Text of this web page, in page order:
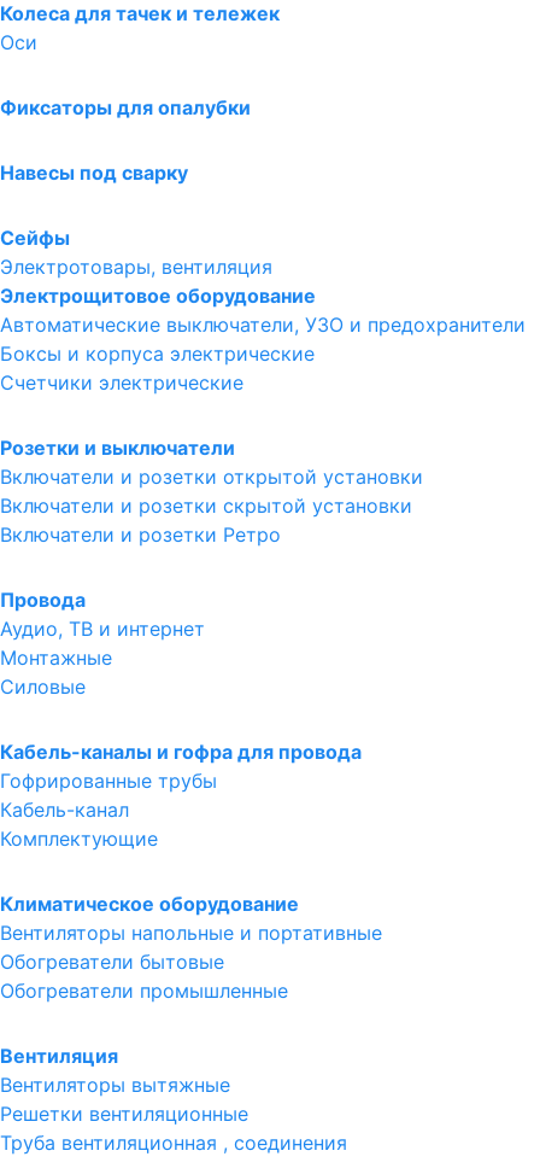
Колеса для тачек и тележек
Оси
Фиксаторы для опалубки
Навесы под сварку
Сейфы
Электротовары, вентиляция
Электрощитовое оборудование
Автоматические выключатели, УЗО и предохранители
Боксы и корпуса электрические
Счетчики электрические
Розетки и выключатели
Включатели и розетки открытой установки
Включатели и розетки скрытой установки
Включатели и розетки Ретро
Провода
Аудио, ТВ и интернет
Монтажные
Силовые
Кабель-каналы и гофра для провода
Гофрированные трубы
Кабель-канал
Комплектующие
Климатическое оборудование
Вентиляторы напольные и портативные
Обогреватели бытовые
Обогреватели промышленные
Вентиляция
Вентиляторы вытяжные
Решетки вентиляционные
Труба вентиляционная , соединения